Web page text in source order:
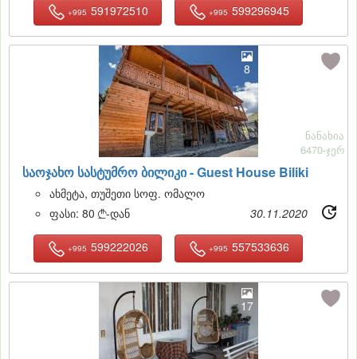
+995 591972510 +995 599296945
8
საოჯახო სასტუმრო ბილიკი -Guest House Biliki
ნანახია
6470-ჯერ
ახმეტა, თუშეთი სოფ. ომალო
ფასი: 80 -დან 30.11.2020
+995 599222026 +995 557533636
17